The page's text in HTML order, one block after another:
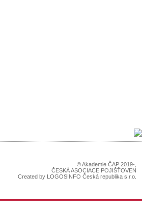
© Akademie ČAP 2019-
ČESKÁ ASOCIACE POJIŠŤOVEN
Created by LOGOSINFO Česká republika s.r.o.